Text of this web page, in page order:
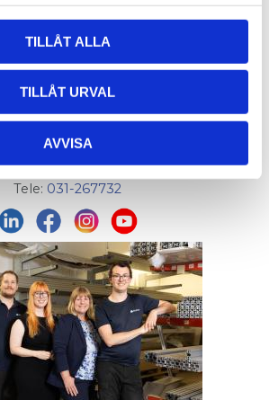
TILLÅT ALLA
TILLÅT URVAL
AVVISA
AluCon AB
Utfallsgatan 16, 415 05 Göteborg
hämtlager:
-16:00 - Lunch 12:00 - 13:00
info@alucon.se
Tele: 031-267732